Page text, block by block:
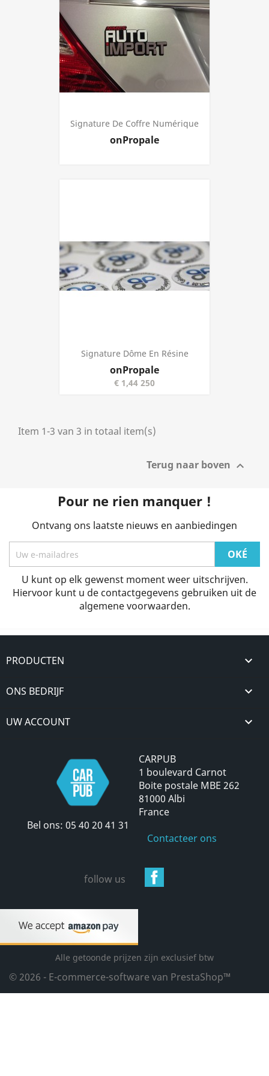
Signature De Coffre Numérique
Prijs
onPropale
Signature Dôme En Résine
Prijs
onPropale
€ 1,44 250
Item 1-3 van 3 in totaal item(s)
Terug naar boven 
Pour ne rien manquer !
Ontvang ons laatste nieuws en aanbiedingen
U kunt op elk gewenst moment weer uitschrijven.
Hiervoor kunt u de contactgegevens gebruiken uit de
algemene voorwaarden.
PRODUCTEN 
ONS BEDRIJF 
UW ACCOUNT 
CARPUB
1 boulevard Carnot
Boite postale MBE 262
81000 Albi
France
Bel ons: 05 40 20 41 31
Contacteer ons
follow us
Alle getoonde prijzen zijn exclusief btw
© 2026 - E-commerce-software van PrestaShop™